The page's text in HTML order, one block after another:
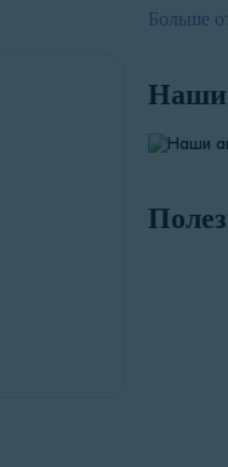
Больше
Наши